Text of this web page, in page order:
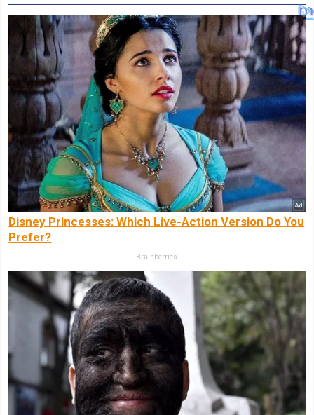
Disney Princesses: Which Live-Action Version Do You
Prefer?
Brainberries